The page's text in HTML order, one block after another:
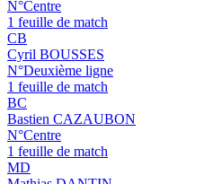
N°Centre
1 feuille de match
CB
Cyril BOUSSES
N°Deuxième ligne
1 feuille de match
BC
Bastien CAZAUBON
N°Centre
1 feuille de match
MD